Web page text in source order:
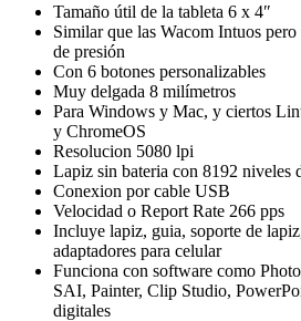
Tamaño útil de la tableta 6 x 4″
Similar que las Wacom Intuos
de presión
Con 6 botones personalizables
Muy delgada 8 milímetros
Para Windows y Mac, y ciertos
y ChromeOS
Resolucion 5080 lpi
Lapiz sin bateria con 8192 niveles
Conexion por cable USB
Velocidad o Report Rate 266 pps
Incluye lapiz, guia, soporte de
adaptadores para celular
Funciona con software como
SAI, Painter, Clip Studio,
digitales